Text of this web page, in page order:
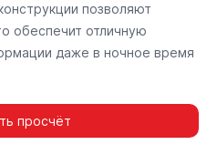
позволяют
обеспечит отличную
даже в ночное время
просчёт